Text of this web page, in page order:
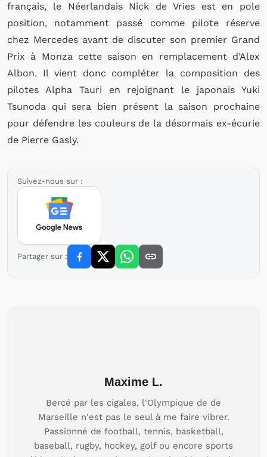
français, le Néerlandais Nick de Vries est en pole
position, notamment passé comme pilote réserve
chez Mercedes avant de discuter son premier Grand
Prix à Monza cette saison en remplacement d’Alex
Albon. Il vient donc compléter la composition des
pilotes Alpha Tauri en rejoignant le japonais Yuki
Tsunoda qui sera bien présent la saison prochaine
pour défendre les couleurs de la désormais ex-écurie
de Pierre Gasly.
Suivez-nous sur :
Partager sur :
Maxime L.
Bercé par les cigales, l'Olympique de de
Marseille n'est pas le seul à me faire vibrer.
Passionné de football, tennis, basketball,
baseball, rugby, hockey, golf ou encore sports